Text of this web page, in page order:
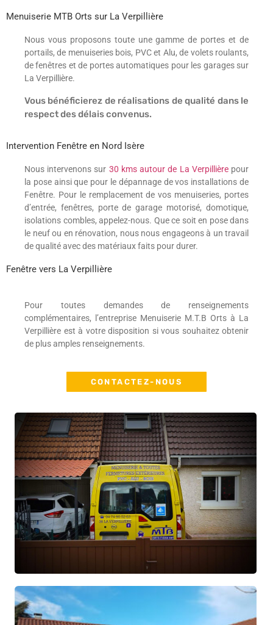
Menuiserie MTB Orts sur La Verpillière
Nous vous proposons toute une gamme de portes et de
portails, de menuiseries bois, PVC et Alu, de volets roulants,
de fenêtres et de portes automatiques pour les garages sur
La Verpillière.
Vous bénéficierez de réalisations de qualité dans le
respect des délais convenus.
Intervention Fenêtre en Nord Isère
Nous intervenons sur 30 kms autour de La Verpillièrepour
la pose ainsi que pour le dépannage de vos installations de
Fenêtre. Pour le remplacement de vos menuiseries, portes
d’entrée, fenêtres, porte de garage motorisé, domotique,
isolations combles, appelez-nous. Que ce soit en pose dans
le neuf ou en rénovation, nous nous engageons à un travail
de qualité avec des matériaux faits pour durer.
Fenêtre vers La Verpillière
Pour toutes demandes de renseignements
complémentaires, l’entreprise Menuiserie M.T.B Orts à La
Verpillière est à votre disposition si vous souhaitez obtenir
de plus amples renseignements.
CONTACTEZ-NOUS